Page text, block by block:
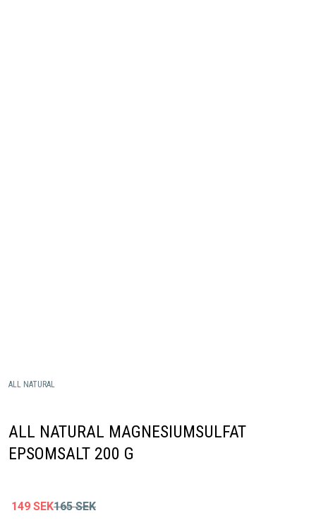
ALL NATURAL
ALL NATURAL MAGNESIUMSULFAT
EPSOMSALT 200 G
149 SEK165 SEK